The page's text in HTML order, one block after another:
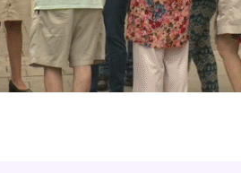
"Molenbeek : vives